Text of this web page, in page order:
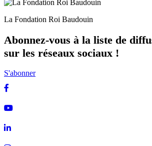
La Fondation Roi Baudouin
Abonnez-vous à la liste de
sur les réseaux sociaux !
S'abonner